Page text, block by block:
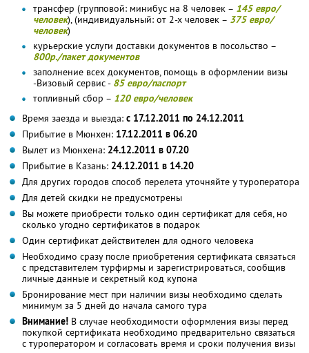
трансфер (групповой: минибус на 8 человек – 145 евро/
человек), (индивидуальный: от 2-х человек – 375 евро/
человек)
курьерские услуги доставки документов в посольство –
800р./пакет документов
заполнение всех документов, помощь в оформлении визы
-Визовый сервис - 85 евро/паспорт
топливный сбор – 120 евро/человек
Время заезда и выезда: с 17.12.2011 по 24.12.2011
Прибытие в Мюнхен: 17.12.2011 в 06.20
Вылет из Мюнхена: 24.12.2011 в 07.20
Прибытие в Казань: 24.12.2011 в 14.20
Для других городов способ перелета уточняйте у туроператора
Для детей скидки не предусмотрены
Вы можете приобрести только один сертификат для себя, но
сколько угодно сертификатов в подарок
Один сертификат действителен для одного человека
Необходимо сразу после приобретения сертификата связаться
с представителем турфирмы и зарегистрироваться, сообщив
личные данные и секретный код купона
Бронирование мест при наличии визы необходимо сделать
минимум за 5 дней до начала самого тура
Внимание! В случае необходимости оформления визы перед
покупкой сертификата необходимо предварительно связаться
с туроператором и согласовать время и сроки получения визы